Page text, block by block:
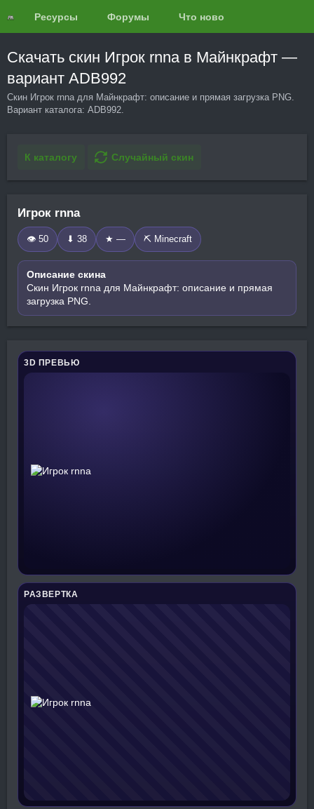
Ресурсы Форумы Что нового?
Скачать скин Игрок rnna в Майнкрафт —
вариант ADB992
Скин Игрок rnna для Майнкрафт: описание и прямая загрузка PNG.
Вариант каталога: ADB992.
К каталогу Случайный скин
Игрок rnna
👁 50 ⬇ 38 ★ — ⛏️ Minecraft
Описание скина
Скин Игрок rnna для Майнкрафт: описание и прямая
загрузка PNG.
3D ПРЕВЬЮ
РАЗВЕРТКА